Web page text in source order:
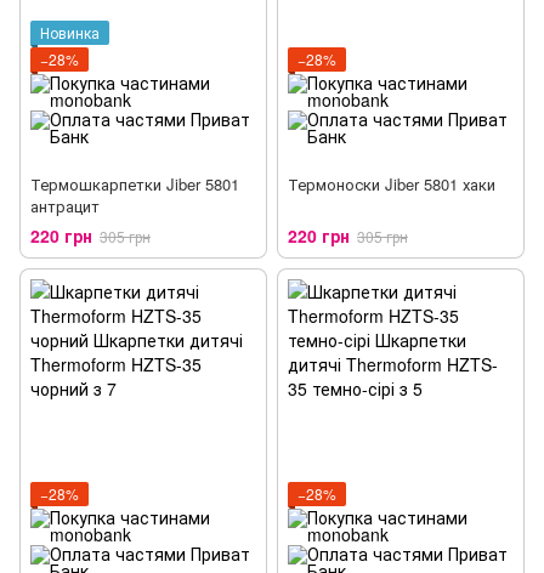
Новинка
−28%
Термошкарпетки Jiber 5801
антрацит
220 грн 305 грн
−28%
Термоноски Jiber 5801 хаки
220 грн 305 грн
−28% −28%